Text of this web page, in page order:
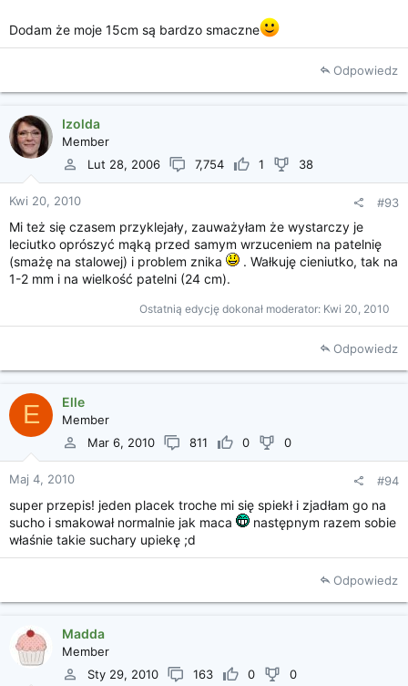
Dodam że moje 15cm są bardzo smaczne
Odpowiedz
Izolda
Member
Lut 28, 2006
7,754 1 38
Kwi 20, 2010 #93
Mi też się czasem przyklejały, zauważyłam że wystarczy je
leciutko oprószyć mąką przed samym wrzuceniem na patelnię
(smażę na stalowej) i problem znika
. Wałkuję cieniutko, tak na
1-2 mm i na wielkość patelni (24 cm).
Ostatnią edycję dokonał moderator: Kwi 20, 2010
Odpowiedz
E Elle
Member
Mar 6, 2010
811 0 0
Maj 4, 2010 #94
super przepis! jeden placek troche mi się spiekł i zjadłam go na
sucho i smakował normalnie jak maca
następnym razem sobie
właśnie takie suchary upiekę ;d
Odpowiedz
Madda
Member
Sty 29, 2010
163 0 0